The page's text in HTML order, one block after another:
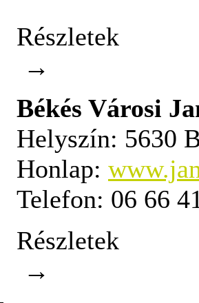
Részletek
→
Békés Városi
Helyszín: 5630
Honlap:
Telefon: 06 66
Részletek
→